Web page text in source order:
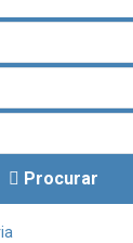
Procurar